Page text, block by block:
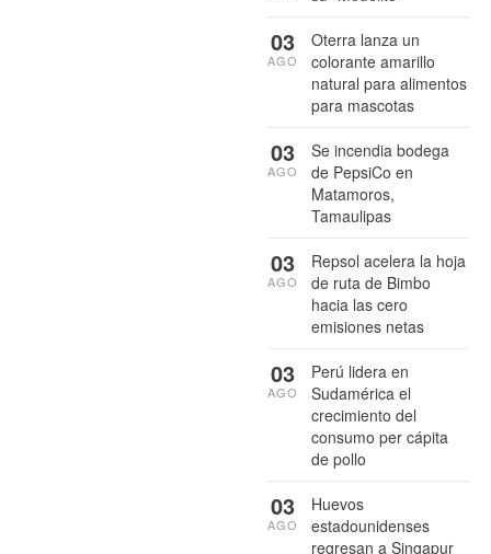
Oterra lanza un
colorante amarillo
natural para alimentos
para mascotas
03
AGO
Se incendia bodega
de PepsiCo en
Matamoros,
Tamaulipas
03
AGO
Repsol acelera la hoja
de ruta de Bimbo
hacia las cero
emisiones netas
03
AGO
Perú lidera en
Sudamérica el
crecimiento del
consumo per cápita
de pollo
03
AGO
Huevos
estadounidenses
regresan a Singapur
03
AGO